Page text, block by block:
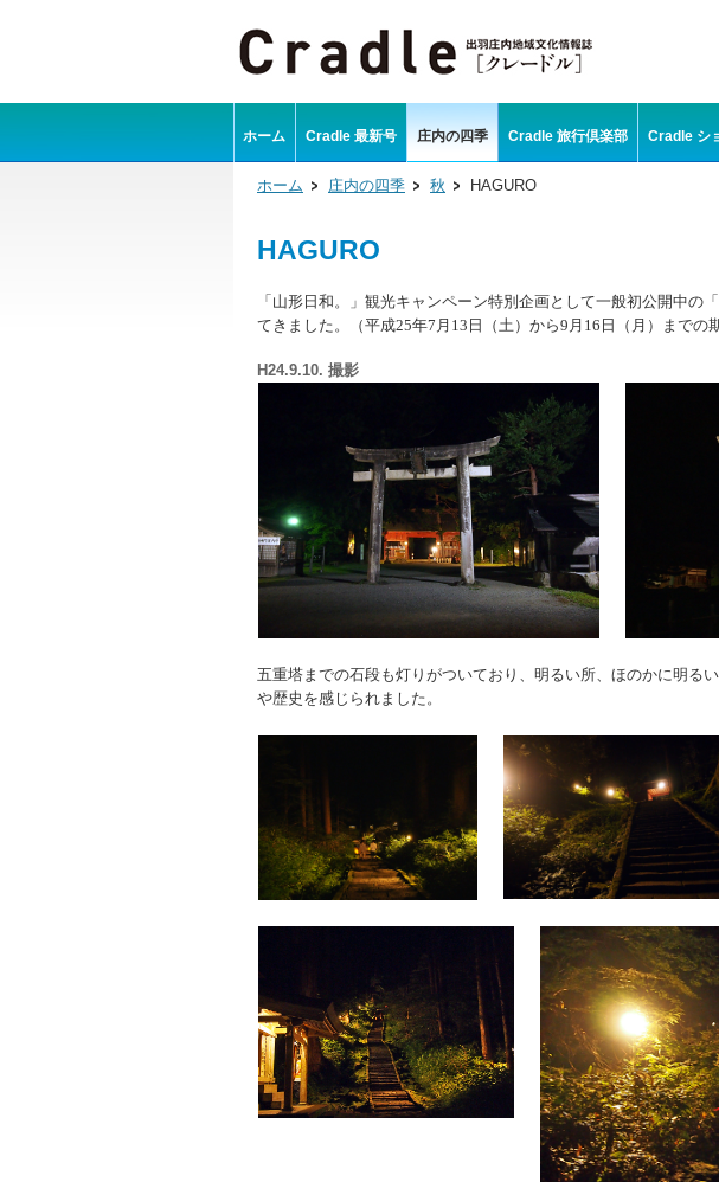
ホーム Cradle 最新号 庄内の四季 Cradle 旅行倶楽部 Cradle シ
ホーム 庄内の四季 秋
HAGURO
HAGURO
「山形日和。」観光キャンペーン特別企画として一般初公開中の
てきました。（平成25年7 月 13 日（土）から9 月 16 日（月）までの
H24.9.10. 撮影
五重塔までの石段も灯りがついており、明るい所、ほのかに明る
や歴史を感じられました。